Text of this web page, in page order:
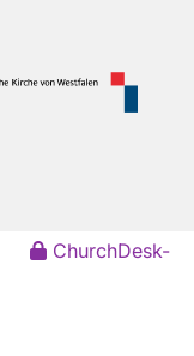
ChurchDesk-